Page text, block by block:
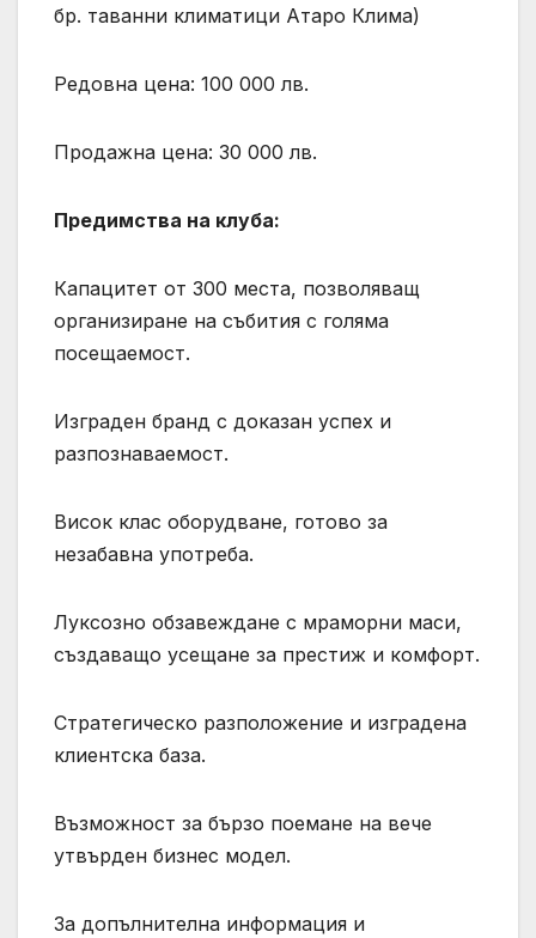
бр. таванни климатици Атаро Клима)
Редовна цена: 100 000 лв.
Продажна цена: 30 000 лв.
Предимства на клуба:
Капацитет от 300 места, позволяващ
организиране на събития с голяма
посещаемост.
Изграден бранд с доказан успех и
разпознаваемост.
Висок клас оборудване, готово за
незабавна употреба.
Луксозно обзавеждане с мраморни маси,
създаващо усещане за престиж и комфорт.
Стратегическо разположение и изградена
клиентска база.
Възможност за бързо поемане на вече
утвърден бизнес модел.
За допълнителна информация и